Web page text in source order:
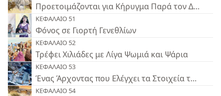
Προετοιμάζονται για Κήρυγμα Παρά τον Διωγμό
ΚΕΦΑΛΑΙΟ 51
Φόνος σε Γιορτή Γενεθλίων
ΚΕΦΑΛΑΙΟ 52
Τρέφει Χιλιάδες με Λίγα Ψωμιά και Ψάρια
ΚΕΦΑΛΑΙΟ 53
Ένας Άρχοντας που Ελέγχει τα Στοιχεία της
ΚΕΦΑΛΑΙΟ 54